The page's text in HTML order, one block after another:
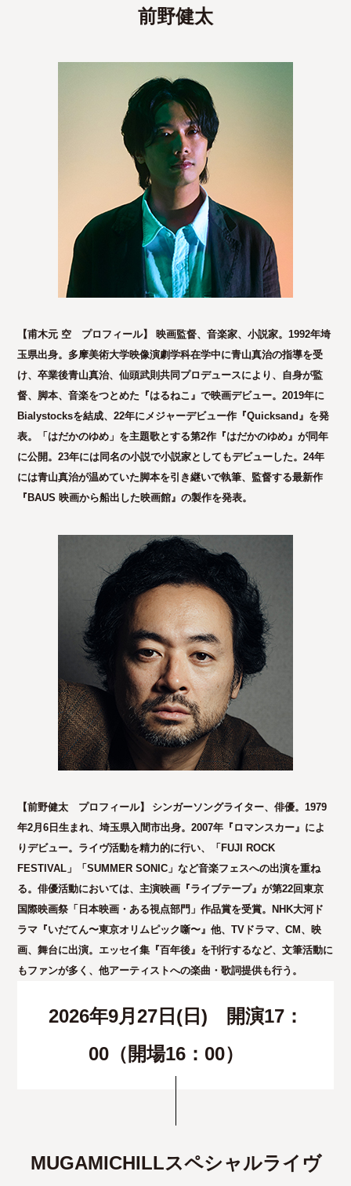
前野健太
【甫木元 空 プロフィール】
映画監督、音楽家、小説家。1992年埼
玉県出身。多摩美術大学映像演劇学科在学中に青山真治の指導を受
け、卒業後青山真治、仙頭武則共同プロデュースにより、自身が監
督、脚本、音楽をつとめた『はるねこ』で映画デビュー。2019年に
Bialystocksを結成、22年にメジャーデビュー作『Quicksand』を発
表。「はだかのゆめ」を主題歌とする第2作『はだかのゆめ』が同年
に公開。23年には同名の小説で小説家としてもデビューした。24年
には青山真治が温めていた脚本を引き継いで執筆、監督する最新作
『BAUS 映画から船出した映画館』の製作を発表。
【前野健太 プロフィール】
シンガーソングライター、俳優。1979
年2月6日生まれ、埼玉県入間市出身。2007年『ロマンスカー』によ
りデビュー。ライヴ活動を精力的に行い、「FUJI ROCK
FESTIVAL」「SUMMER SONIC」など音楽フェスへの出演を重ね
る。俳優活動においては、主演映画『ライブテープ』が第22回東京
国際映画祭「日本映画・ある視点部門」作品賞を受賞。NHK大河ド
ラマ『いだてん〜東京オリムピック噺〜』他、TVドラマ、CM、映
画、舞台に出演。エッセイ集『百年後』を刊行するなど、文筆活動に
もファンが多く、他アーティストへの楽曲・歌詞提供も行う。
2026年9月27日(日) 開演17：
00（開場16：00）
MUGAMICHILLスペシャルライヴ